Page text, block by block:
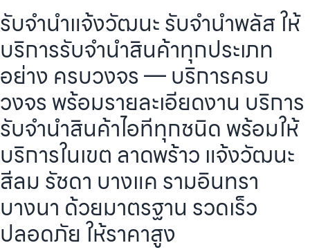
รับจำนำแจ้งวัฒนะ รับจำนำพลัส ให้
บริการรับจำนำสินค้าทุกประเภท
อย่าง ครบวงจร — บริการครบ
วงจร พร้อมรายละเอียดงาน บริการ
รับจำนำสินค้าไอทีทุกชนิด พร้อมให้
บริการในเขต ลาดพร้าว แจ้งวัฒนะ
สีลม รัชดา บางแค รามอินทรา
บางนา ด้วยมาตรฐาน รวดเร็ว
ปลอดภัย ให้ราคาสูง